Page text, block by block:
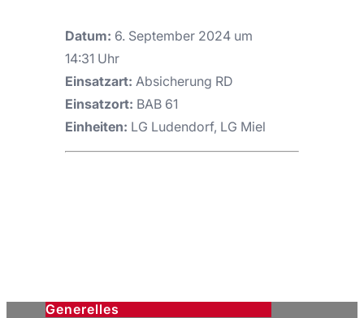
Datum: 6. September 2024 um
14:31 Uhr
Einsatzart: Absicherung RD
Einsatzort: BAB 61
Einheiten: LG Ludendorf, LG Miel
Generelles